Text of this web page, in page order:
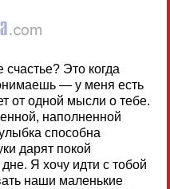
Это когда
— у меня есть
от одной мысли о тебе.
наполненной
способна
дарят покой
Я хочу идти с тобой
наши маленькие